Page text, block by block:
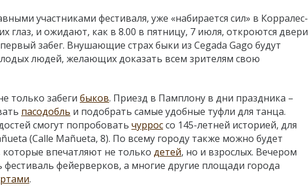
участниками фестиваля, уже «набирается сил» в Корралес-
глаз, и ожидают, как в 8.00 в пятницу, 7 июля, откроются двери
забег. Внушающие страх быки из Cegada Gago будут
людей, желающих доказать всем зрителям свою
только забеги быков. Приезд в Памплону в дни праздника –
пасодобль и подобрать самые удобные туфли для танца.
смогут попробовать чурроссо 145-летней историей, для
(Calle Mañueta, 8). По всему городу также можно будет
впечатляют не только детей, но и взрослых. Вечером
фейерверков, а многие другие площади города
.